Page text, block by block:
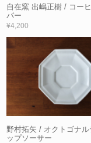
自在窯 出嶋正樹 / コー
パー
¥4,200
野村拓矢 / オクトゴナル
ップソーサー